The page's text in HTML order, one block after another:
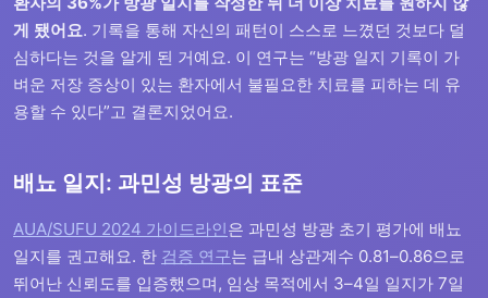
게 됐어요. 기록을 통해 자신의 패턴이 스스로 느꼈던 것보다 덜
심하다는 것을 알게 된 거예요. 이 연구는 “방광 일지 기록이 가
벼운 저장 증상이 있는 환자에서 불필요한 치료를 피하는 데 유
용할 수 있다”고 결론지었어요.
배뇨 일지: 과민성 방광의 표준
AUA/SUFU 2024 가이드라인은 과민성 방광 초기 평가에 배뇨
일지를 권고해요. 한 검증 연구는 급내 상관계수 0.81–0.86으로
뛰어난 신뢰도를 입증했으며, 임상 목적에서 3–4일 일지가 7일